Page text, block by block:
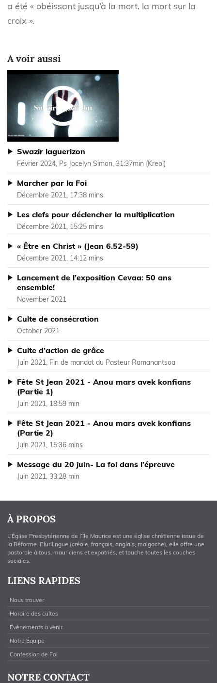
a été « obéissant jusqu’à la mort, la mort sur la
croix ».
A voir aussi
Swazir laguerizon
Février 2024, Ps Jocelyn Simon, 31:37min (Kreol)
Marcher par la Foi
Décembre 2021, 17:38 mins
Les clefs pour déclencher la multiplication
Décembre 2021, 15:25 mins
« Être en Christ » (Jean 6.52-59)
Décembre 2021, 14:12 mins
Lancement de l’exposition Cevaa: 50 ans
ensemble!
November 2021
Culte de consécration
October 2021
Culte d’action de grâce
Juin 2021, Fin de mandat du Pasteur Ramanantsoa
Fête St Jean 2021 - Anou mars avek konfians
(Partie 1)
Juin 2021, 18:59 min
Fête St Jean 2021 - Anou mars avek konfians
(Partie 2)
Juin 2021, 15:36 mins
Message du 20 juin- La foi dans l’épreuve
Juin 2021, 33:28 min
À PROPOS
L’Église Presbytérienne de l’île Maurice est une église chrétienne issue de
la Réforme. Plurilingue (créole, français, anglais, malgache), elle offre une
pastorale à tous, mauriciens et expatriés, et touche toutes les couches
sociales.
LIENS RAPIDES
Nous trouver
Horaire des cultes
Évènements à venir
Notre Équipe
Confession de Foi
NOTRE CONTACT